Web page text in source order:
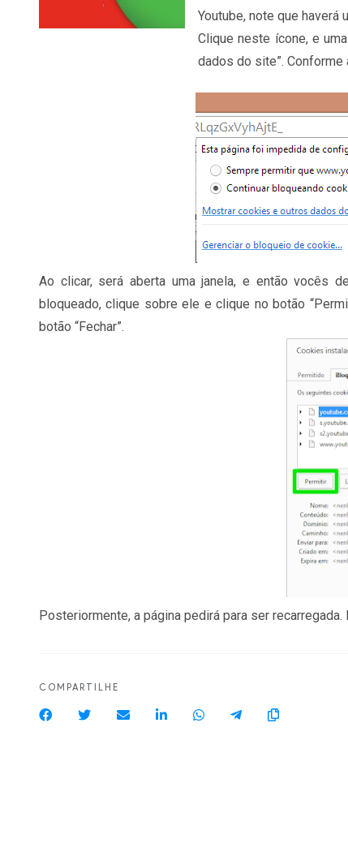
Youtube, note que haverá
Clique neste ícone, e
dados do site”. Conforme
Ao clicar, será aberta uma janela, e então vocês
bloqueado, clique sobre ele e clique no botão
botão “Fechar”.
Posteriormente, a página pedirá para ser
COMPARTILHE